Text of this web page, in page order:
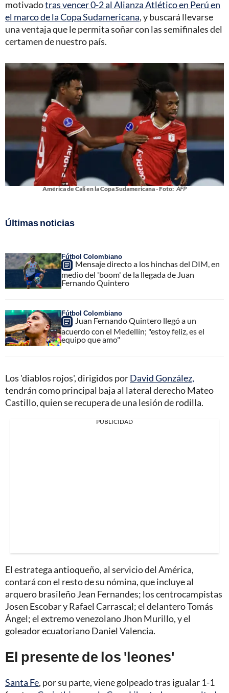
motivadotras vencer 0-2 al Alianza Atlético en Perú en
el marco de la Copa Sudamericana, y buscará llevarse
una ventaja que le permita soñar con las semifinales del
certamen de nuestro país.
América de Cali en la Copa Sudamericana - Foto: AFP
Últimas noticias
Fútbol Colombiano
Mensaje directo a los hinchas del DIM, en
medio del 'boom' de la llegada de Juan
Fernando Quintero
Fútbol Colombiano
Juan Fernando Quintero llegó a un
acuerdo con el Medellín; "estoy feliz, es el
equipo que amo"
Los 'diablos rojos', dirigidos porDavid González,
tendrán como principal baja al lateral derecho Mateo
Castillo, quien se recupera de una lesión de rodilla.
PUBLICIDAD
El estratega antioqueño, al servicio del América,
contará con el resto de su nómina, que incluye al
arquero brasileño Jean Fernandes; los centrocampistas
Josen Escobar y Rafael Carrascal; el delantero Tomás
Ángel; el extremo venezolano Jhon Murillo, y el
goleador ecuatoriano Daniel Valencia.
El presente de los 'leones'
Santa Fe, por su parte, viene golpeado tras igualar 1-1